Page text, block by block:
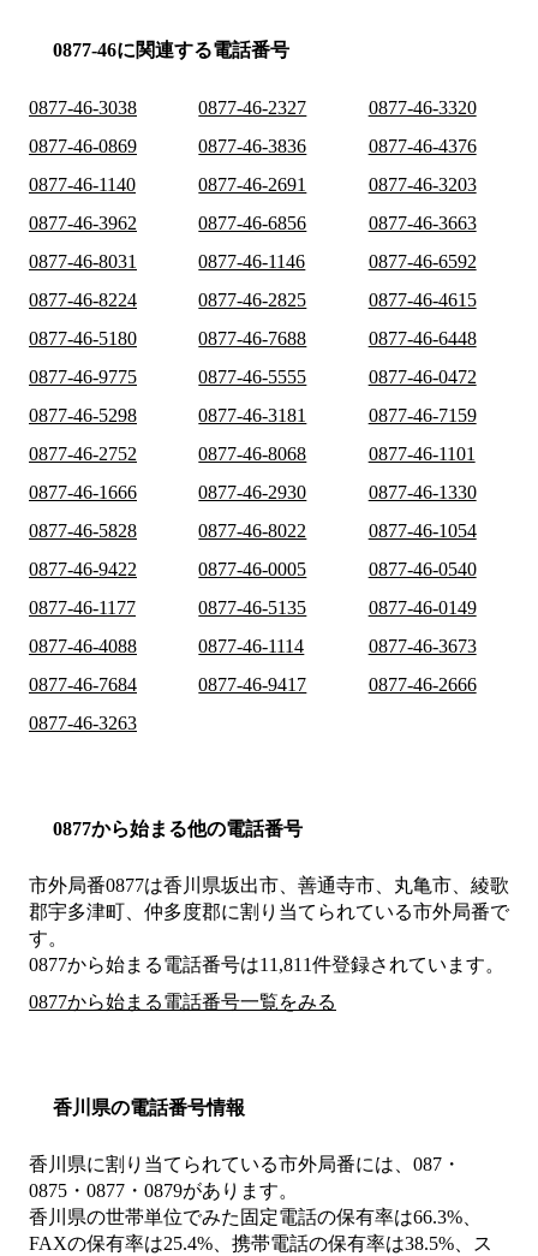
0877-46に関連する電話番号
0877-46-3038 0877-46-2327
0877-46-3320
0877-46-0869
0877-46-3836
0877-46-4376
0877-46-1140
0877-46-2691
0877-46-3203
0877-46-3962
0877-46-6856
0877-46-3663
0877-46-8031
0877-46-1146
0877-46-6592
0877-46-8224
0877-46-2825
0877-46-4615
0877-46-5180
0877-46-7688
0877-46-6448
0877-46-9775
0877-46-5555
0877-46-0472
0877-46-5298
0877-46-3181
0877-46-7159
0877-46-2752
0877-46-8068
0877-46-1101
0877-46-1666
0877-46-2930
0877-46-1330
0877-46-5828
0877-46-8022
0877-46-1054
0877-46-9422
0877-46-0005
0877-46-0540
0877-46-1177
0877-46-5135
0877-46-0149
0877-46-4088
0877-46-1114
0877-46-3673
0877-46-7684
0877-46-9417
0877-46-2666
0877-46-3263
0877から始まる他の電話番号
市外局番0877は香川県坂出市、善通寺市、丸亀市、綾歌
郡宇多津町、仲多度郡に割り当てられている市外局番で
す。
0877から始まる電話番号は11,811件登録されています。
0877から始まる電話番号一覧をみる
香川県の電話番号情報
香川県に割り当てられている市外局番には、087・
0875・0877・0879があります。
香川県の世帯単位でみた固定電話の保有率は66.3%、
FAXの保有率は25.4%、携帯電話の保有率は38.5%、ス